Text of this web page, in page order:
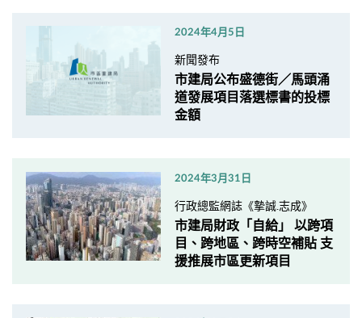
2024年4月5日
新聞發布
市建局公布盛德街／馬頭涌
道發展項目落選標書的投標
金額
2024年3月31日
行政總監網誌《摯誠.志成》
市建局財政「自給」 以跨項
目、跨地區、跨時空補貼 支
援推展市區更新項目